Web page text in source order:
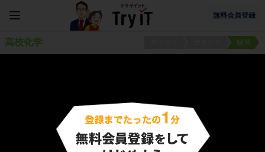
無料会員登録
高校化学 練習